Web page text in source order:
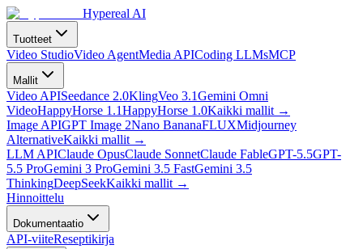
Hypereal AI
Tuotteet
Video StudioVideo AgentMedia APICoding LLMsMCP
Mallit
Video APISeedance 2.0KlingVeo 3.1Gemini Omni
VideoHappyHorse 1.1HappyHorse 1.0Kaikki mallit →
Image APIGPT Image 2Nano BananaFLUXMidjourney
AlternativeKaikki mallit →
LLM APIClaude OpusClaude SonnetClaude FableGPT-5.5GPT-
5.5 ProGemini 3 ProGemini 3.5 FastGemini 3.5
ThinkingDeepSeekKaikki mallit →
Hinnoittelu
Dokumentaatio
API-viiteReseptikirja